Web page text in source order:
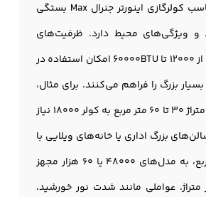
انتخاب ظرفیت مناسب کولرگازی اينورتر جنرال Max بستگی
و ویژگی‌های محیط دارد. ظرفیت‌های
مختلف این کولرها از 12000 تا 60000BTU امکان استفاده در
بزرگ را فراهم می‌کنند. برای مثال،
یک اتاق نشیمن با متراژ 30 تا 60 متر مربع به کولر 18000 نیاز
بزرگ اداری یا خانه‌های ویلایی با
بیش از 140 متر مربع، به مدل‌های 48000 یا 60 هزار مجهز
عواملی مانند شدت نور خورشید،